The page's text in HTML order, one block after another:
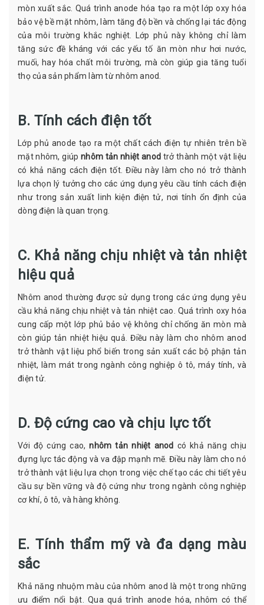
mòn xuất sắc. Quá trình anode hóa tạo ra một lớp oxy hóa
bảo vệ bề mặt nhôm, làm tăng độ bền và chống lại tác động
của môi trường khắc nghiệt. Lớp phủ này không chỉ làm
tăng sức đề kháng với các yếu tố ăn mòn như hơi nước,
muối, hay hóa chất môi trường, mà còn giúp gia tăng tuổi
thọ của sản phẩm làm từ nhôm anod.
B. Tính cách điện tốt
Lớp phủ anode tạo ra một chất cách điện tự nhiên trên bề
mặt nhôm, giúpnhôm tản nhiệt anod trở thành một vật liệu
có khả năng cách điện tốt. Điều này làm cho nó trở thành
lựa chọn lý tưởng cho các ứng dụng yêu cầu tính cách điện
như trong sản xuất linh kiện điện tử, nơi tính ổn định của
dòng điện là quan trọng.
C. Khả năng chịu nhiệt và tản nhiệt
hiệu quả
Nhôm anod thường được sử dụng trong các ứng dụng yêu
cầu khả năng chịu nhiệt và tản nhiệt cao. Quá trình oxy hóa
cung cấp một lớp phủ bảo vệ không chỉ chống ăn mòn mà
còn giúp tản nhiệt hiệu quả. Điều này làm cho nhôm anod
trở thành vật liệu phổ biến trong sản xuất các bộ phận tản
nhiệt, làm mát trong ngành công nghiệp ô tô, máy tính, và
điện tử.
D. Độ cứng cao và chịu lực tốt
Với độ cứng cao,nhôm tản nhiệt anod có khả năng chịu
đựng lực tác động và va đập mạnh mẽ. Điều này làm cho nó
trở thành vật liệu lựa chọn trong việc chế tạo các chi tiết yêu
cầu sự bền vững và độ cứng như trong ngành công nghiệp
cơ khí, ô tô, và hàng không.
E. Tính thẩm mỹ và đa dạng màu
sắc
Khả năng nhuộm màu của nhôm anod là một trong những
ưu điểm nổi bật. Qua quá trình anode hóa, nhôm có thể